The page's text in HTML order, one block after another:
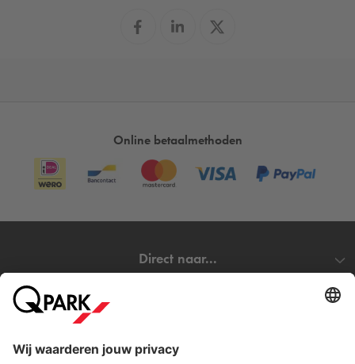
Online betaalmethoden
Direct naar...